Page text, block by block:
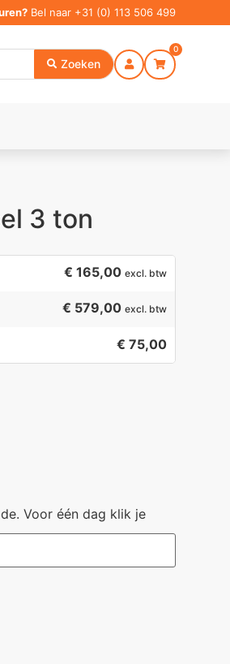
Bel naar +31 (0) 113 506 499
Zoeken
0
3 ton
€ 165,00 excl. btw
€ 579,00 excl. btw
€ 75,00
Voor één dag klik je